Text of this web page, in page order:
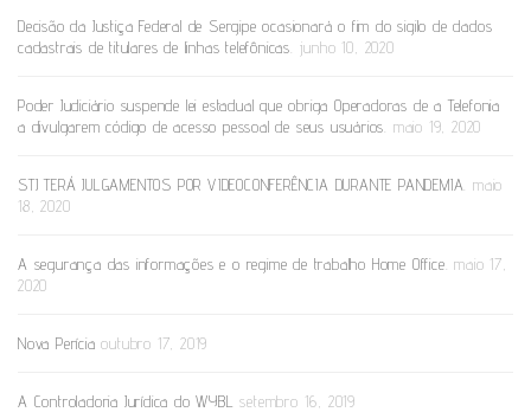
Decisão da Justiça Federal de Sergipe ocasionará o fim do sigilo de dados
cadastrais de titulares de linhas telefônicas. junho 10, 2020
Poder Judiciário suspende lei estadual que obriga Operadoras de a Telefonia
a divulgarem código de acesso pessoal de seus usuários. maio 19, 2020
STJ TERÁ JULGAMENTOS POR VIDEOCONFERÊNCIA DURANTE PANDEMIA. maio
18, 2020
A segurança das informações e o regime de trabalho Home Office. maio 17,
2020
Nova Perícia outubro 17, 2019
A Controladoria Jurídica do WYBL setembro 16, 2019